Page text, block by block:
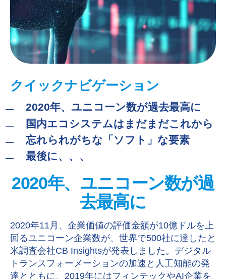
クイックナビゲーション
2020年、ユニコーン数が過去最高に
国内エコシステムはまだまだこれから
忘れられがちな「ソフト」な要素
最後に、、、
2020年、ユニコーン数が過
去最高に
2020年11月、企業価値の評価金額が10億ドルを上
回るユニコーン企業数が、世界で500社に達したと
米調査会社CB Insightsが発表しました。デジタル
トランスフォーメーションの加速と人工知能の発
達とともに、2019年にはフィンテックやAI企業を